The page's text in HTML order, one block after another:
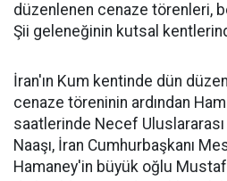
düzenlenen cenaze törenleri,
Şii geleneğinin kutsal
İran'ın Kum kentinde dün
cenaze töreninin ardından
saatlerinde Necef
Naaşı, İran Cumhurbaşkanı
Hamaney'in büyük oğlu